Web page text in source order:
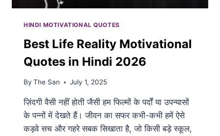
HINDI MOTIVATIONAL QUOTES
Best Life Reality Motivational
Quotes in Hindi 2026
By The San July 1, 2025
ज़िंदगी वैसी नहीं होती जैसी हम फिल्मों के पर्दों या उपन्यासों
के पन्नों में देखते हैं। जीवन का सफर कभी-कभी हमें ऐसे
कड़वे सच और गहरे सबक सिखाता है, जो किसी बड़े स्कूल,